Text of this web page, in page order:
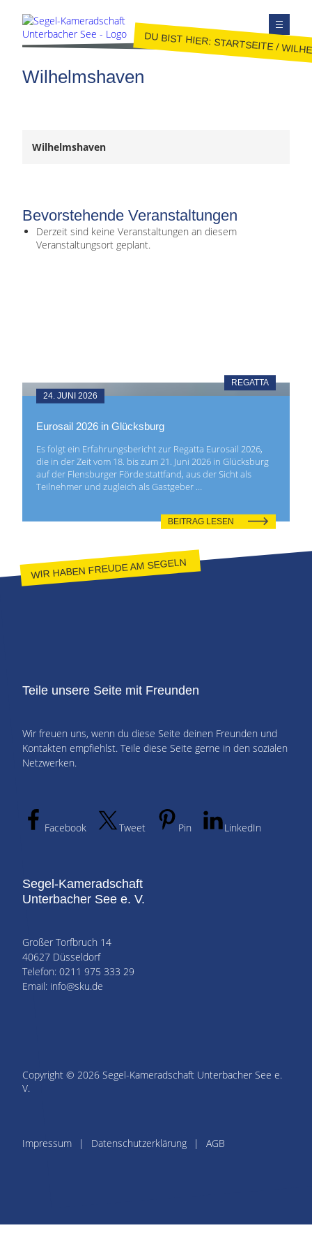
FAHRTENSEGELN
SEITE DURCHSUCHEN
FACEBOOK
DU BIST HIER:STARTSEITE/
Wilhelmshaven
Wilhelmshaven
Bevorstehende Veranstaltungen
Derzeit sind keine Veranstaltungen an diesem
Veranstaltungsort geplant.
REGATTA
24. JUNI 2026
Eurosail 2026 in Glücksburg
Es folgt ein Erfahrungsbericht zur Regatta Eurosail 2026,
die in der Zeit vom 18. bis zum 21. Juni 2026 in Glücksburg
auf der Flensburger Förde stattfand, aus der Sicht als
Teilnehmer und zugleich als Gastgeber …
BEITRAG LESEN
WIR HABEN FREUDE AM SEGELN
Teile unsere Seite mit Freunden
Wir freuen uns, wenn du diese Seite deinen Freunden und
Kontakten empfiehlst. Teile diese Seite gerne in den sozialen
Netzwerken.
Facebook Tweet Pin LinkedIn
Segel-Kameradschaft
Unterbacher See e. V.
Großer Torfbruch 14
40627 Düsseldorf
Telefon: 0211 975 333 29
Email: info@sku.de
Copyright © 2026 Segel-Kameradschaft Unterbacher See e.
V.
Impressum Datenschutzerklärung AGB